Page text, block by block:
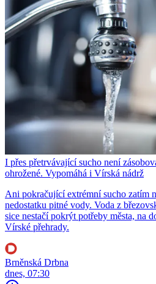
I přes přetrvávající sucho není
ohrožené. Vypomáhá i Vírská nádrž
Ani pokračující extrémní sucho zatím
nedostatku pitné vody. Voda z
sice nestačí pokrýt potřeby města, na
Vírské přehrady.
Brněnská Drbna
dnes, 07:30